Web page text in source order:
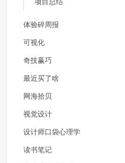
体验碎周报
可视化
奇技赢巧
最近买了啥
网海拾贝
视觉设计
设计师口袋心理学
读书笔记